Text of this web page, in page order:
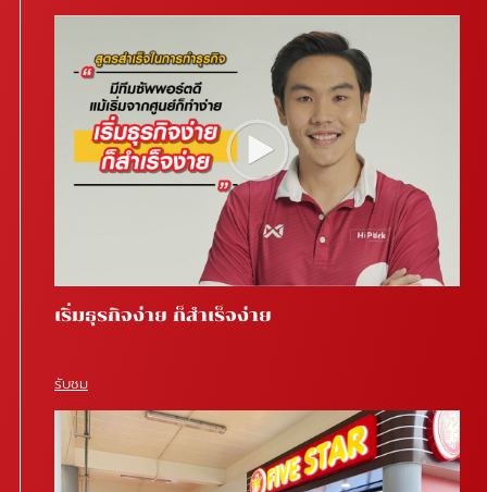
เริ่มธุรกิจง่าย ก็สำเร็จง่าย
รับชม